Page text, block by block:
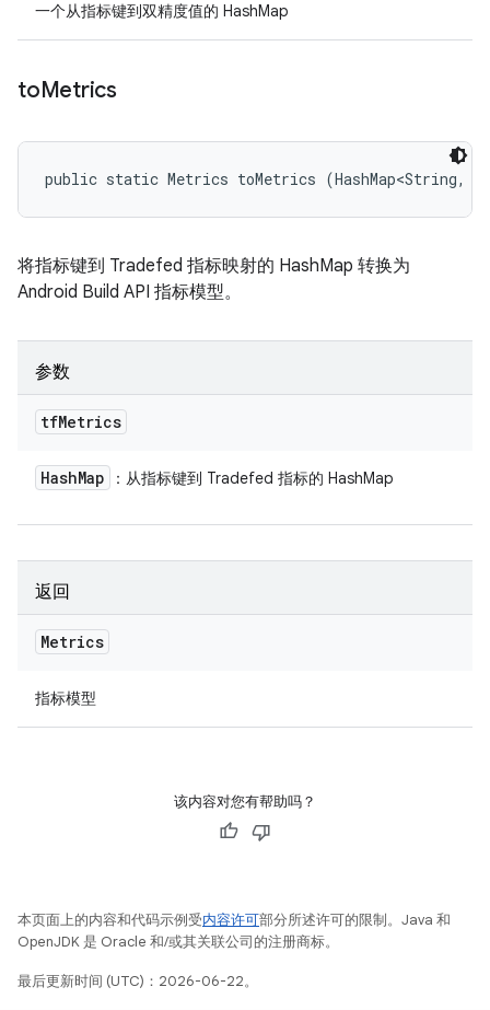
一个从指标键到双精度值的 HashMap
toMetrics
public static Metrics toMetrics (HashMap<String,
将指标键到 Tradefed 指标映射的 HashMap 转换为
Android Build API 指标模型。
参数
tfMetrics
HashMap ：从指标键到 Tradefed 指标的 HashMap
返回
Metrics
指标模型
该内容对您有帮助吗？
本页面上的内容和代码示例受内容许可部分所述许可的限制。Java 和
OpenJDK 是 Oracle 和/或其关联公司的注册商标。
最后更新时间 (UTC)：2026-06-22。